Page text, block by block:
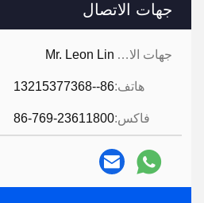
جهات الاتصال
جهات الاتصال: Mr. Leon Lin
هاتف:86--13215377368
فاكس:86-769-23611800